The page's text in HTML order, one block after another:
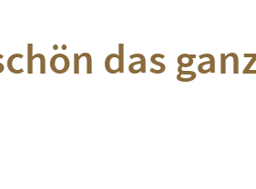
das